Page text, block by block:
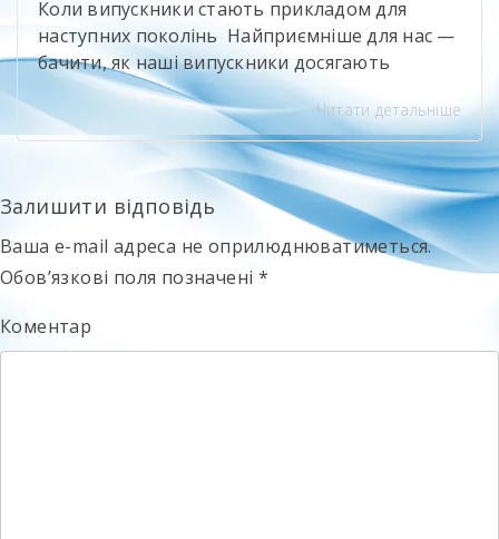
Коли випускники стають прикладом для
наступних поколінь Найприємніше для нас —
бачити, як наші випускники досягають
професійних висот і при цьому не забувають
про свій навчальний заклад. Олександр
Іванюк — випускник будівельного напряму,
яким ми щиро пишаємося. Сьогодні він
представляє компанію Sika, бере участь у
професійному саміті «Ліга майстрів» та є
одним із найсильніших майстрів-плиточників
[…]
Читати детальніше
Залишити відповідь
Ваша e-mail адреса не оприлюднюватиметься.
Обов’язкові поля позначені *
Коментар